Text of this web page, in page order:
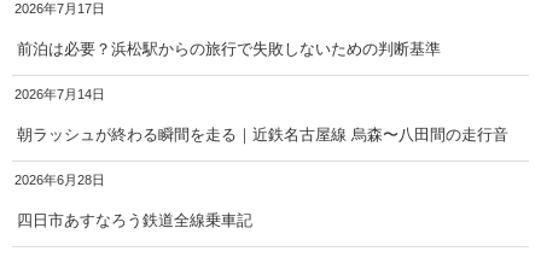
2026年7月17日
前泊は必要？浜松駅からの旅行で失敗しないための判断基準
2026年7月14日
朝ラッシュが終わる瞬間を走る｜近鉄名古屋線 烏森〜八田間の走行音
2026年6月28日
四日市あすなろう鉄道全線乗車記